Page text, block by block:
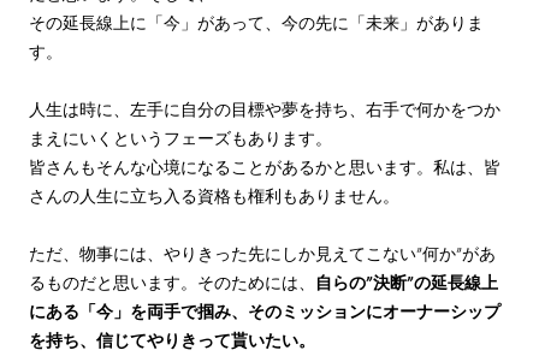
その延長線上に「今」があって、今の先に「未来」がありま
す。
人生は時に、左手に自分の目標や夢を持ち、右手で何かをつか
まえにいくというフェーズもあります。
皆さんもそんな心境になることがあるかと思います。私は、皆
さんの人生に立ち入る資格も権利もありません。
ただ、物事には、やりきった先にしか見えてこない”何か”があ
るものだと思います。そのためには、 自らの”決断”の延長線上
にある「今」を両手で掴み、そのミッションにオーナーシップ
を持ち、信じてやりきって貰いたい。